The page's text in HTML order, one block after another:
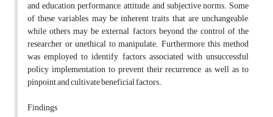
and education, performance, attitude, and subjective norms. Some
of these variables may be inherent traits that are unchangeable,
while others may be external factors beyond the control of the
researcher or unethical to manipulate. Furthermore, this method
was employed to identify factors associated with unsuccessful
policy implementation to prevent their recurrence, as well as to
pinpoint and cultivate beneficial factors.
Findings